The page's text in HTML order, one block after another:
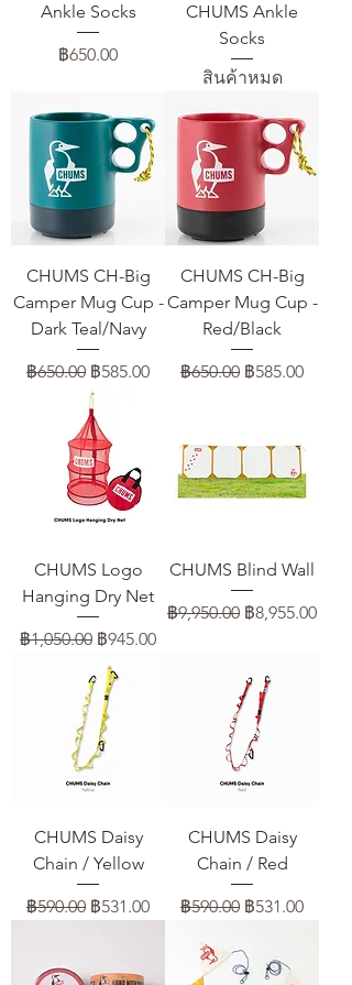
Ankle Socks
ราคา
฿650.00
CHUMS Ankle
Socks
สินค้าหมด
CHUMS CH-Big
Camper Mug Cup -
Dark Teal/Navy
ราคาปกติ
฿650.00 ราคาขายลด
฿585.00
CHUMS CH-Big
Camper Mug Cup -
Red/Black
ราคาปกติ
฿650.00 ราคาขายลด
฿585.00
CHUMS Logo
Hanging Dry Net
ราคาปกติ
฿1,050.00 ราคาขายลด
฿945.00
CHUMS Blind Wall
ราคาปกติ
฿9,950.00 ราคาขายลด
฿8,955.00
CHUMS Daisy
Chain / Yellow
ราคาปกติ
฿590.00 ราคาขายลด
฿531.00
CHUMS Daisy
Chain / Red
ราคาปกติ
฿590.00 ราคาขายลด
฿531.00